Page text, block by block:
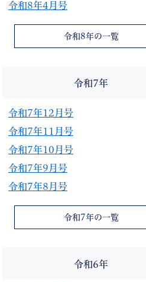
令和8年4月号
令和8年の一覧
令和7年
令和7年12月号
令和7年11月号
令和7年10月号
令和7年9月号
令和7年8月号
令和7年の一覧
令和6年